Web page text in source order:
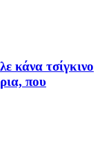
κάνα τσίγκινο
που